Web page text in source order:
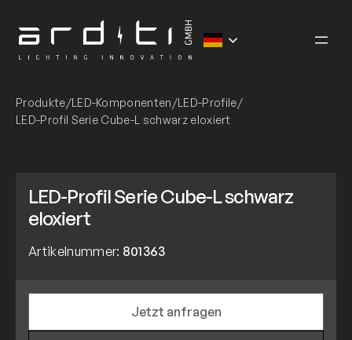
Inhalt
springen
Produkte/LED-Komponenten/LED-Profile/
LED-Profil Serie Cube-L schwarz eloxiert
LED-Profil Serie Cube-L schwarz
eloxiert
Artikelnummer: 801363
Jetzt anfragen